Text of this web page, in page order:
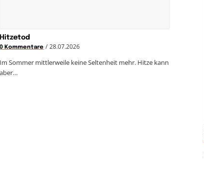
Hitzetod
0 Kommentare / 28.07.2026
Im Sommer mittlerweile keine Seltenheit mehr. Hitze kann
aber…